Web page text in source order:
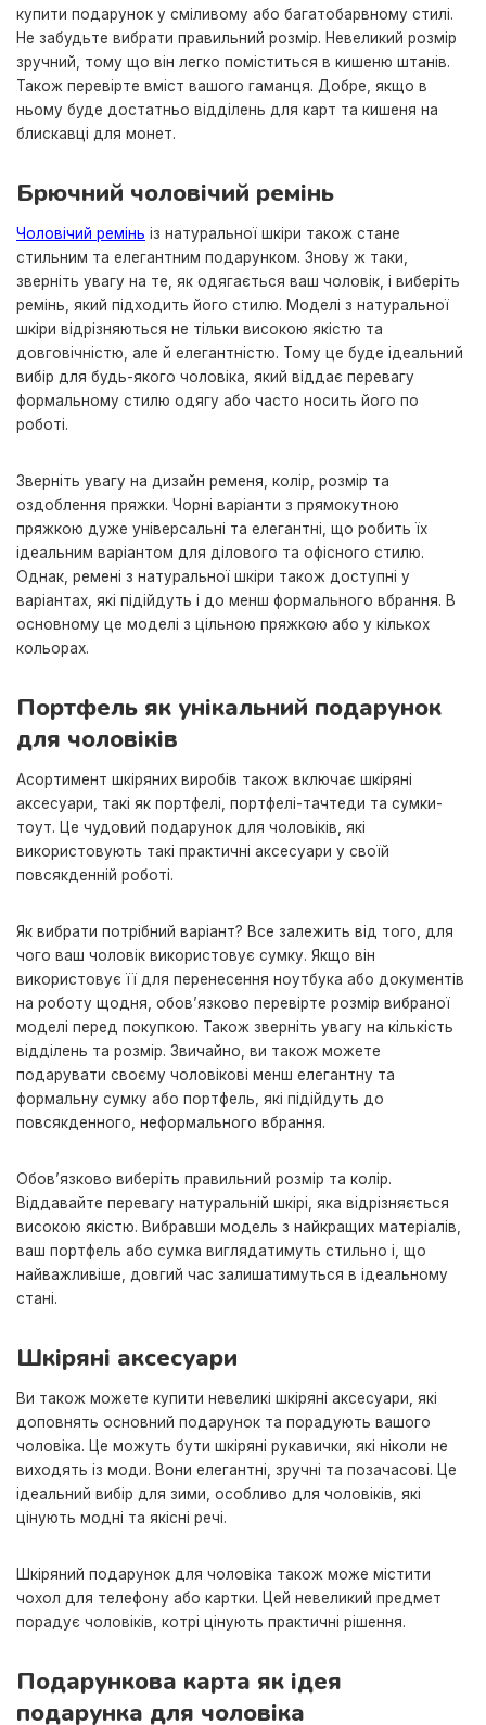
купити подарунок у сміливому або багатобарвному стилі.
Не забудьте вибрати правильний розмір. Невеликий розмір
зручний, тому що він легко поміститься в кишеню штанів.
Також перевірте вміст вашого гаманця. Добре, якщо в
ньому буде достатньо відділень для карт та кишеня на
блискавці для монет.
Брючний чоловічий ремінь
Чоловічий ремінь із натуральної шкіри також стане
стильним та елегантним подарунком. Знову ж таки,
зверніть увагу на те, як одягається ваш чоловік, і виберіть
ремінь, який підходить його стилю. Моделі з натуральної
шкіри відрізняються не тільки високою якістю та
довговічністю, але й елегантністю. Тому це буде ідеальний
вибір для будь-якого чоловіка, який віддає перевагу
формальному стилю одягу або часто носить його по
роботі.
Зверніть увагу на дизайн ременя, колір, розмір та
оздоблення пряжки. Чорні варіанти з прямокутною
пряжкою дуже універсальні та елегантні, що робить їх
ідеальним варіантом для ділового та офісного стилю.
Однак, ремені з натуральної шкіри також доступні у
варіантах, які підійдуть і до менш формального вбрання. В
основному це моделі з цільною пряжкою або у кількох
кольорах.
Портфель як унікальний подарунок
для чоловіків
Асортимент шкіряних виробів також включає шкіряні
аксесуари, такі як портфелі, портфелі-тачтеди та сумки-
тоут. Це чудовий подарунок для чоловіків, які
використовують такі практичні аксесуари у своїй
повсякденній роботі.
Як вибрати потрібний варіант? Все залежить від того, для
чого ваш чоловік використовує сумку. Якщо він
використовує її для перенесення ноутбука або документів
на роботу щодня, обов’язково перевірте розмір вибраної
моделі перед покупкою. Також зверніть увагу на кількість
відділень та розмір. Звичайно, ви також можете
подарувати своєму чоловікові менш елегантну та
формальну сумку або портфель, які підійдуть до
повсякденного, неформального вбрання.
Обов’язково виберіть правильний розмір та колір.
Віддавайте перевагу натуральній шкірі, яка відрізняється
високою якістю. Вибравши модель з найкращих матеріалів,
ваш портфель або сумка виглядатимуть стильно і, що
найважливіше, довгий час залишатимуться в ідеальному
стані.
Шкіряні аксесуари
Ви також можете купити невеликі шкіряні аксесуари, які
доповнять основний подарунок та порадують вашого
чоловіка. Це можуть бути шкіряні рукавички, які ніколи не
виходять із моди. Вони елегантні, зручні та позачасові. Це
ідеальний вибір для зими, особливо для чоловіків, які
цінують модні та якісні речі.
Шкіряний подарунок для чоловіка також може містити
чохол для телефону або картки. Цей невеликий предмет
порадує чоловіків, котрі цінують практичні рішення.
Подарункова карта як ідея
подарунка для чоловіка